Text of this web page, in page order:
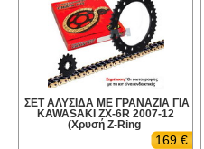
ΣΕΤ ΑΛΥΣΙΔΑ ΜΕ ΓΡΑΝΑΖΙΑ ΓΙΑ
KAWASAKI ZX-6R 2007-12
(Χρυσή Z-Ring
169 €